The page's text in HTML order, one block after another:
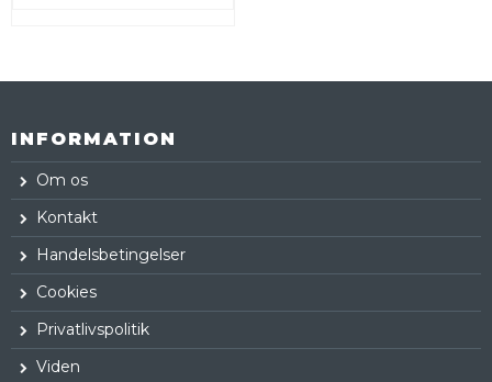
INFORMATION
Om os
Kontakt
Handelsbetingelser
Cookies
Privatlivspolitik
Viden